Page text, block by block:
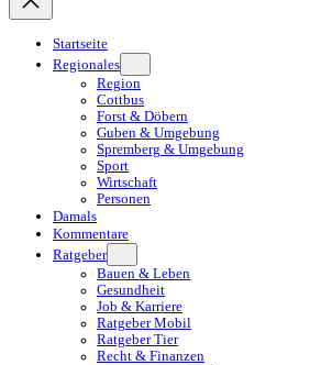
Startseite
Regionales
Region
Cottbus
Forst & Döbern
Guben & Umgebung
Spremberg & Umgebung
Sport
Wirtschaft
Personen
Damals
Kommentare
Ratgeber
Bauen & Leben
Gesundheit
Job & Karriere
Ratgeber Mobil
Ratgeber Tier
Recht & Finanzen